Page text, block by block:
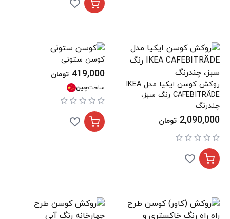
روکش کوسن ایکیا مدل IKEA
CAFEBITRÄDE رنگ سبز،
چندرنگ
2,090,000 تومان
کوسن ستونی
419,000 تومان
ساختچین